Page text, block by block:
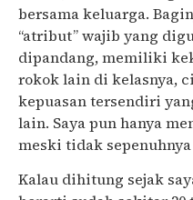
bersama keluarga.
“atribut” wajib yang
dipandang, memiliki
rokok lain di kelasnya,
kepuasan tersendiri
lain. Saya pun hanya
meski tidak
Kalau dihitung sejak